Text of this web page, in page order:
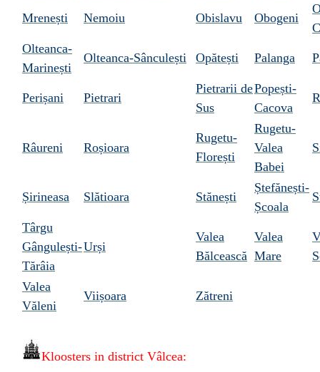
Mrenești Nemoiu Obislavu Obogeni
Olteanca-
Marinești
Olteanca-Sânculești Opătești Palanga
Perișani Pietrari
Pietrarii de
Sus
Popești-
Cacova
Râureni Roșioara
Rugetu-
Florești
Rugetu-
Valea
Babei
Șirineasa Slătioara Stănești
Ștefănești-
Școala
Târgu
Gângulești-
Tărâia
Urși
Valea
Bălcească
Valea
Mare
Valea
Văleni
Viișoara Zătreni
Kloosters in district Vâlcea: